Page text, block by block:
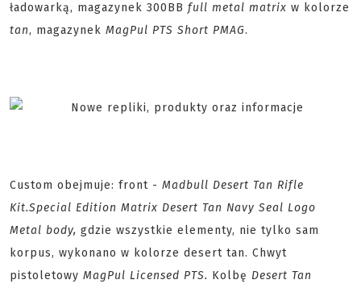
ładowarką, magazynek 300BB full metal matrix w kolorze
tan, magazynek MagPul PTS Short PMAG.
Custom obejmuje: front - Madbull Desert Tan Rifle
Kit.Special Edition Matrix Desert Tan Navy Seal Logo
Metal body, gdzie wszystkie elementy, nie tylko sam
korpus, wykonano w kolorze desert tan. Chwyt
pistoletowy MagPul Licensed PTS. Kolbę Desert Tan